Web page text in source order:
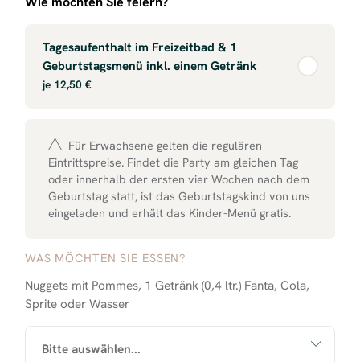
Tagesaufenthalt im Freizeitbad & 1
Geburtstagsmenü inkl. einem Getränk
je 12,50 €
Für Erwachsene gelten die regulären
Eintrittspreise. Findet die Party am gleichen Tag
oder innerhalb der ersten vier Wochen nach dem
Geburtstag statt, ist das Geburtstagskind von uns
eingeladen und erhält das Kinder-Menü gratis.
WAS MÖCHTEN SIE ESSEN?
Nuggets mit Pommes, 1 Getränk (0,4 ltr.) Fanta, Cola,
Sprite oder Wasser